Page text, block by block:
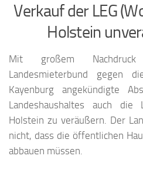
Verkauf der LEG
Holstein
Mit großem
Landesmieterbund gegen
Kayenburg angekündigte
Landeshaushaltes auch die
Holstein zu veräußern. Der
nicht, dass die öffentlichen
abbauen müssen.